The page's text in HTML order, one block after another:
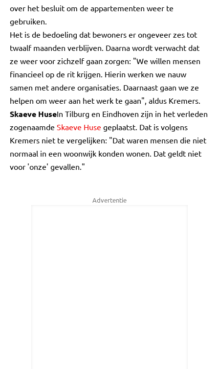
over het besluit om de appartementen weer te
gebruiken.
Het is de bedoeling dat bewoners er ongeveer zes tot
twaalf maanden verblijven. Daarna wordt verwacht dat
ze weer voor zichzelf gaan zorgen: "We willen mensen
financieel op de rit krijgen. Hierin werken we nauw
samen met andere organisaties. Daarnaast gaan we ze
helpen om weer aan het werk te gaan", aldus Kremers.
Skaeve HuseIn Tilburg en Eindhoven zijn in het verleden
zogenaamde Skaeve Huse geplaatst. Dat is volgens
Kremers niet te vergelijken: "Dat waren mensen die niet
normaal in een woonwijk konden wonen. Dat geldt niet
voor 'onze' gevallen."
Advertentie